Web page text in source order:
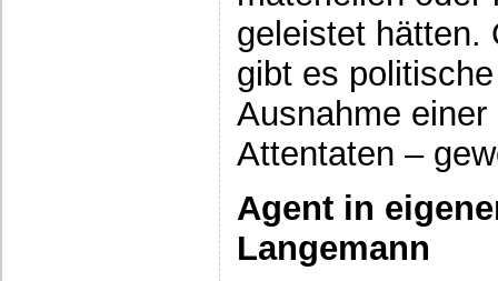
geleistet hätten.
gibt es
Ausnahme
Attentaten –
Agent in
Langemann